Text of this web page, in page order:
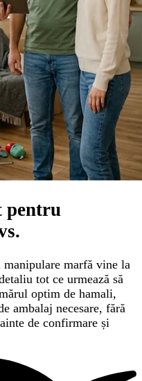
pentru
marfă vine la
tot ce urmează să
optim de hamali,
ambalaj necesare, fără
de confirmare și